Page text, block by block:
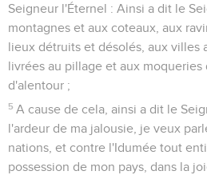
Seigneur l'Éternel : Ainsi a dit le
montagnes et aux coteaux, aux
lieux détruits et désolés, aux villes
livrées au pillage et aux moqueries
d'alentour ;
5 A cause de cela, ainsi a dit le
l'ardeur de ma jalousie, je veux
nations, et contre l'Idumée tout
possession de mon pays, dans la